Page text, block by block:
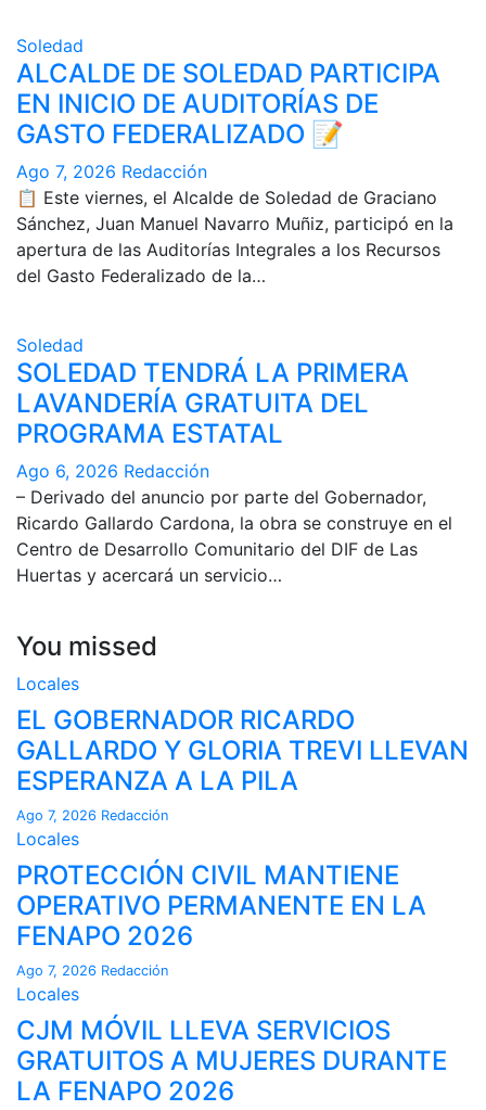
Soledad
ALCALDE DE SOLEDAD PARTICIPA
EN INICIO DE AUDITORÍAS DE
GASTO FEDERALIZADO 📝
Ago 7, 2026 Redacción
📋 Este viernes, el Alcalde de Soledad de Graciano
Sánchez, Juan Manuel Navarro Muñiz, participó en la
apertura de las Auditorías Integrales a los Recursos
del Gasto Federalizado de la…
Soledad
SOLEDAD TENDRÁ LA PRIMERA
LAVANDERÍA GRATUITA DEL
PROGRAMA ESTATAL
Ago 6, 2026 Redacción
– Derivado del anuncio por parte del Gobernador,
Ricardo Gallardo Cardona, la obra se construye en el
Centro de Desarrollo Comunitario del DIF de Las
Huertas y acercará un servicio…
You missed
Locales
EL GOBERNADOR RICARDO
GALLARDO Y GLORIA TREVI LLEVAN
ESPERANZA A LA PILA
Ago 7, 2026 Redacción
Locales
PROTECCIÓN CIVIL MANTIENE
OPERATIVO PERMANENTE EN LA
FENAPO 2026
Ago 7, 2026 Redacción
Locales
CJM MÓVIL LLEVA SERVICIOS
GRATUITOS A MUJERES DURANTE
LA FENAPO 2026